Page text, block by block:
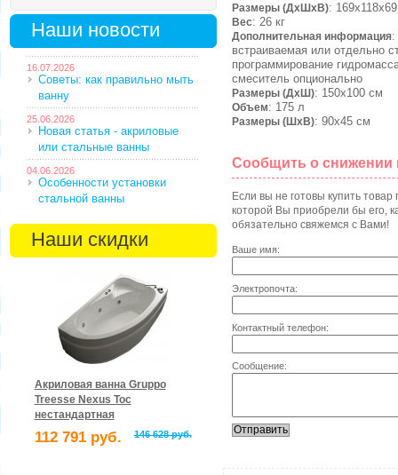
Наши новости
16.07.2026
Советы: как правильно мыть
ванну
25.06.2026
Новая статья - акриловые
или стальные ванны
04.06.2026
Особенности установки
стальной ванны
Наши скидки
Акриловая ванна Gruppo
Treesse Nexus Toc
нестандартная
112 791 руб. 146 628 руб.
Размеры (ДхШхВ):
Вес: 26 кг
Дополнительная информация:
встраиваемая или отдельно
программирование
смеситель опционально
Размеры (ДхШ): 150х100 см
Объем: 175 л
Размеры (ШхВ): 90х45 см
Сообщить о снижении
Если вы не готовы купить
которой Вы приобрели бы его,
обязательно свяжемся с Вами!
Ваше имя:
Электропочта:
Контактный телефон:
Сообщение: